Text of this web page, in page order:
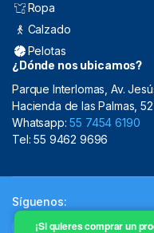
Ropa
Calzado
Pelotas
¿Dónde nos ubicamos?
Parque Interlomas, Av.
Hacienda de las Palmas,
Whatsapp:55 7454 6190
Tel: 55 9462 9696
Síguenos:
¡Si quieres comprar un